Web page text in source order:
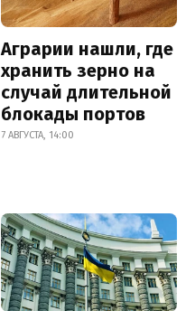
Аграрии нашли, где
хранить зерно на
случай длительной
блокады портов
7 АВГУСТА, 14:00